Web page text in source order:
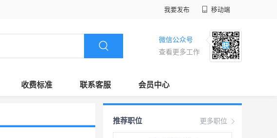
我要发布 移动端
微信公众号
查看更多工作
收费标准 联系客服 会员中心
更多职位
推荐职位